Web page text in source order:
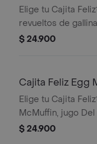
Elige tu Cajita
revueltos de
Del Valle Moraah,
$ 24.900
Cajita Feliz Egg
Elige tu Cajita
McMuffin, jugo Del
cascos de
$ 24.900